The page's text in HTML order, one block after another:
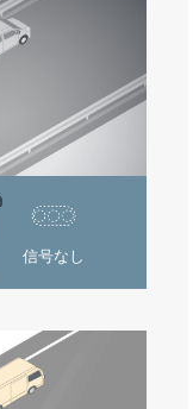
信号なし